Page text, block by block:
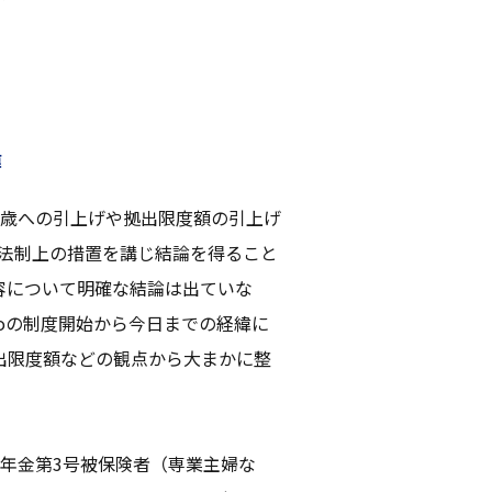
への引上げや拠出限度額の引上げ
制上の措置を講じ結論を得ること
ついて明確な結論は出ていな
制度開始から今日までの経緯に
度額などの観点から大まかに整
金第3号被保険者（専業主婦な